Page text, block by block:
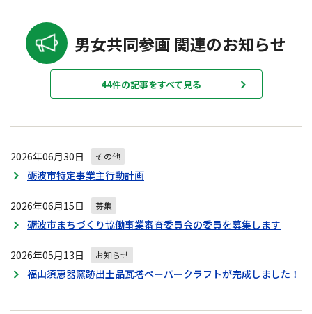
男女共同参画 関連のお知らせ
44件の記事をすべて見る
2026年06月30日 その他
砺波市特定事業主行動計画
2026年06月15日 募集
砺波市まちづくり協働事業審査委員会の委員を募集します
2026年05月13日 お知らせ
福山須恵器窯跡出土品瓦塔ペーパークラフトが完成しました！